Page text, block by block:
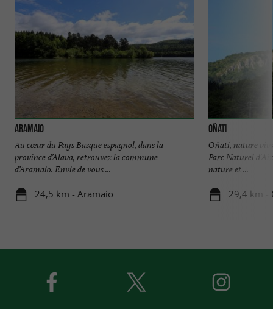
Aramaio
Au cœur du Pays Basque espagnol, dans la
province d’Alava, retrouvez la commune
d’Aramaio. Envie de vous ...
24,5 km - Aramaio
Oñati
Oñati, nature
Parc Naturel
nature et ...
29,4 km -